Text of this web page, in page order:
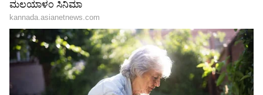
Shetty speech | Suvarna News
ಶೇ.50 ರಿಂದ ಶೇ.18 ಕ್ಕೆ TAX ಇಳಿಕೆ: ಮೋದಿ-
ಟ್ರಂಪ್ ಐತಿಹಾಸಿಕ ಒಪ್ಪಂದ | India US
Trade Deal | Party Rounds